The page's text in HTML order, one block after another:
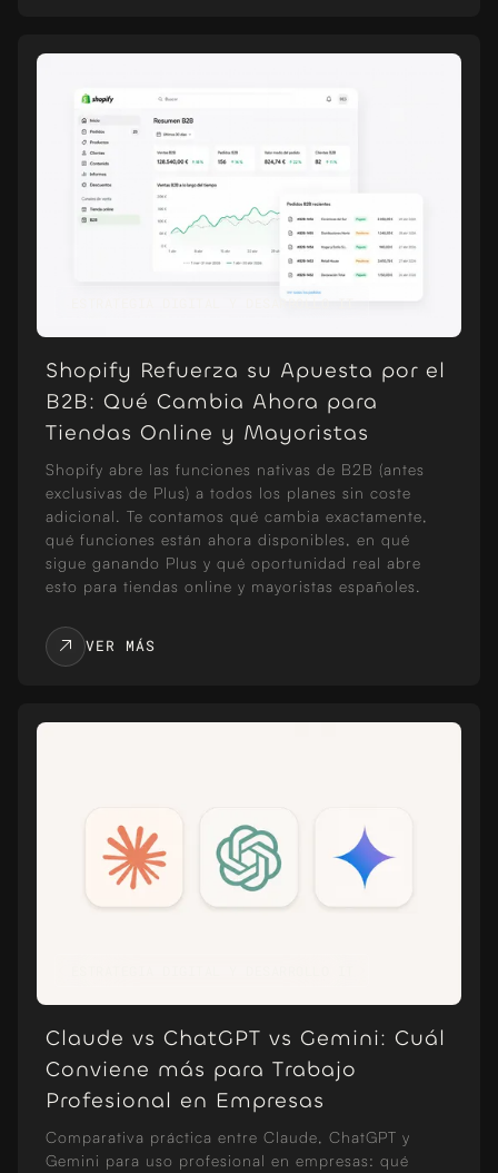
Shopify Refuerza su Apuesta por el
B2B: Qué Cambia Ahora para
Tiendas Online y Mayoristas
Shopify abre las funciones nativas de B2B (antes
exclusivas de Plus) a todos los planes sin coste
adicional. Te contamos qué cambia exactamente,
qué funciones están ahora disponibles, en qué
sigue ganando Plus y qué oportunidad real abre
esto para tiendas online y mayoristas españoles.
VER MÁS
Claude vs ChatGPT vs Gemini: Cuál
Conviene más para Trabajo
Profesional en Empresas
Comparativa práctica entre Claude, ChatGPT y
Gemini para uso profesional en empresas: qué